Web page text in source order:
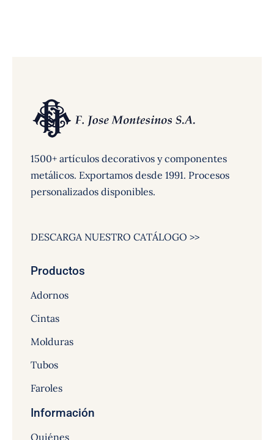
1500+ artículos decorativos y componentes
metálicos. Exportamos desde 1991. Procesos
personalizados disponibles.
DESCARGA NUESTRO CATÁLOGO >>
Productos
Adornos
Cintas
Molduras
Tubos
Faroles
Información
Quiénes